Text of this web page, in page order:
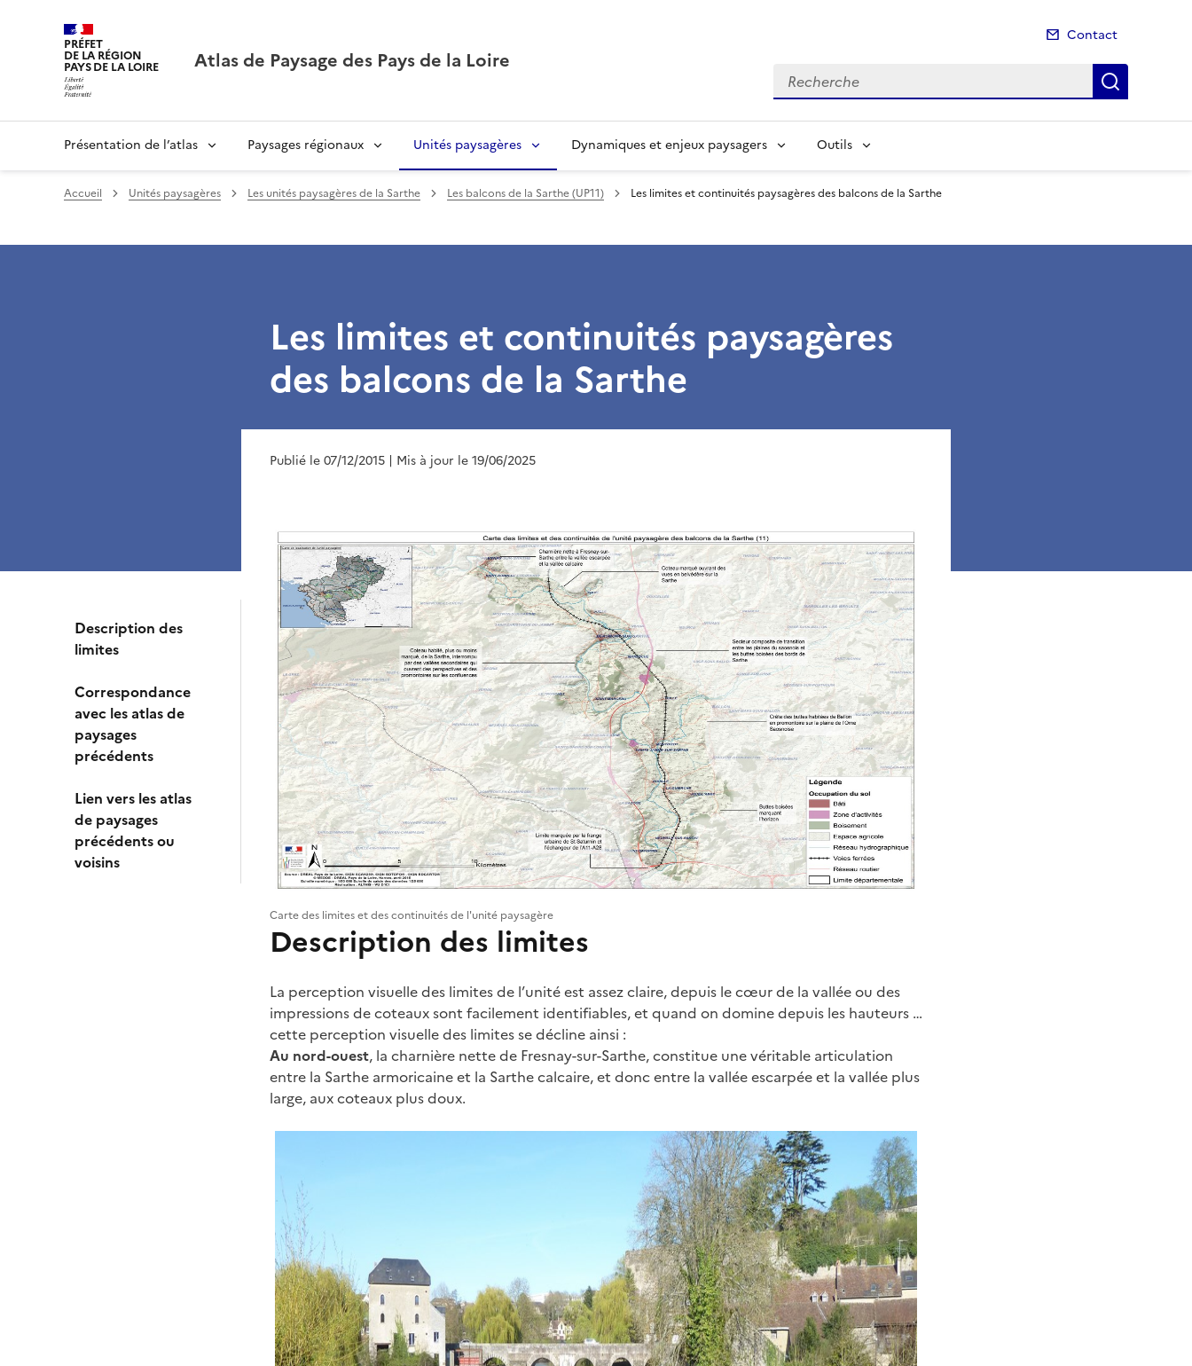
PRÉFET
DE LA RÉGION
PAYS DE LA LOIRE Atlas de Paysage des Pays de la Loire
Contact
Recherche
Présentation de l’atlas Paysages régionaux Unités paysagères Dynamiques et enjeux paysagers Outils
Accueil Unités paysagères Les unités paysagères de la Sarthe Les balcons de la Sarthe (UP11) Les limites et continuités paysagères des balcons de la Sarthe
Description des
limites
Correspondance
avec les atlas de
paysages
précédents
Lien vers les atlas
de paysages
précédents ou
voisins
Les limites et continuités paysagères
des balcons de la Sarthe
Publié le 07/12/2015 | Mis à jour le 19/06/2025
Carte des limites et des continuités de l'unité paysagère
Description des limites
La perception visuelle des limites de l’unité est assez claire, depuis le cœur de la vallée ou des
impressions de coteaux sont facilement identifiables, et quand on domine depuis les hauteurs …
cette perception visuelle des limites se décline ainsi :
Au nord-ouest, la charnière nette de Fresnay-sur-Sarthe, constitue une véritable articulation
entre la Sarthe armoricaine et la Sarthe calcaire, et donc entre la vallée escarpée et la vallée plus
large, aux coteaux plus doux.